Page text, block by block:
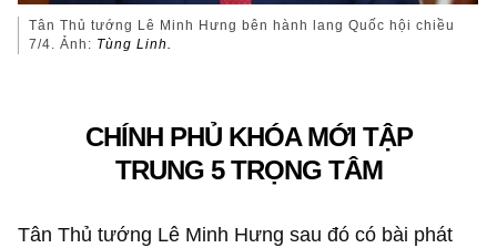
Tân Thủ tướng Lê Minh Hưng bên hành lang Quốc hội chiều
7/4. Ảnh: Tùng Linh.
CHÍNH PHỦ KHÓA MỚI TẬP
TRUNG 5 TRỌNG TÂM
Tân Thủ tướng Lê Minh Hưng sau đó có bài phát